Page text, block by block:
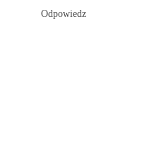
Odpowiedz